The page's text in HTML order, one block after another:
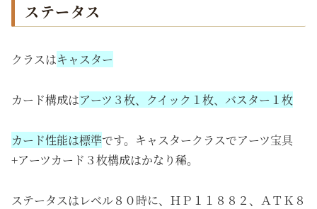
ステータス
クラスはキャスター
カード構成はアーツ３枚、クイック１枚、バスター１枚
カード性能は標準です。キャスタークラスでアーツ宝具
+アーツカード３枚構成はかなり稀。
ステータスはレベル８０時に、ＨＰ１１８８２、ＡＴＫ８